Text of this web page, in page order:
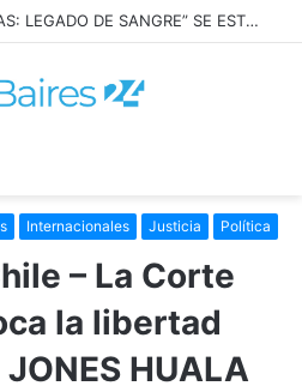
LA PELÍCULA “MALVINAS: LEGADO DE SANGRE” SE ESTRENARÁ EN PRIME VIDEO
Internacionales Justicia Política
– La Corte
la libertad
HUALA